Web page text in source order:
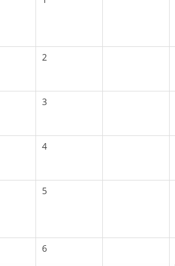
2
3
4
5
6